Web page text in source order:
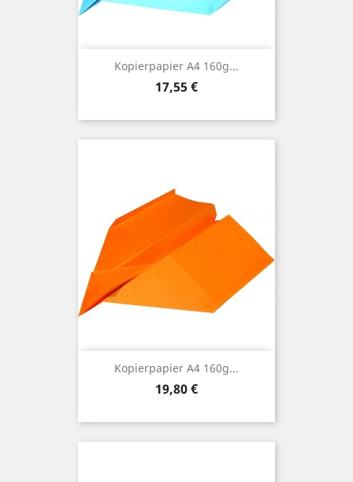
Kopierpapier A4 160g...
Preis
17,55 €
Kopierpapier A4 160g...
Preis
19,80 €